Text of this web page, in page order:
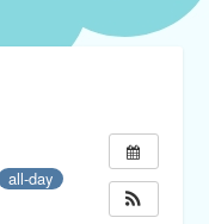
all-day